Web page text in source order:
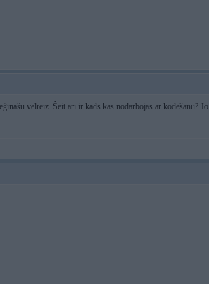
vēlreiz. Šeit arī ir kāds kas nodarbojas ar kodēšanu? Jo